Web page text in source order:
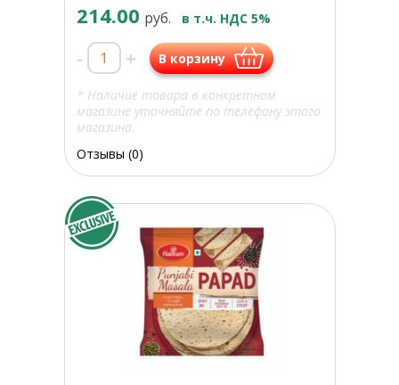
214.00 руб. в т.ч. НДС 5%
- + В корзину
* Наличие товара в конкретном
магазине уточняйте по телефону этого
магазина.
Отзывы (0)